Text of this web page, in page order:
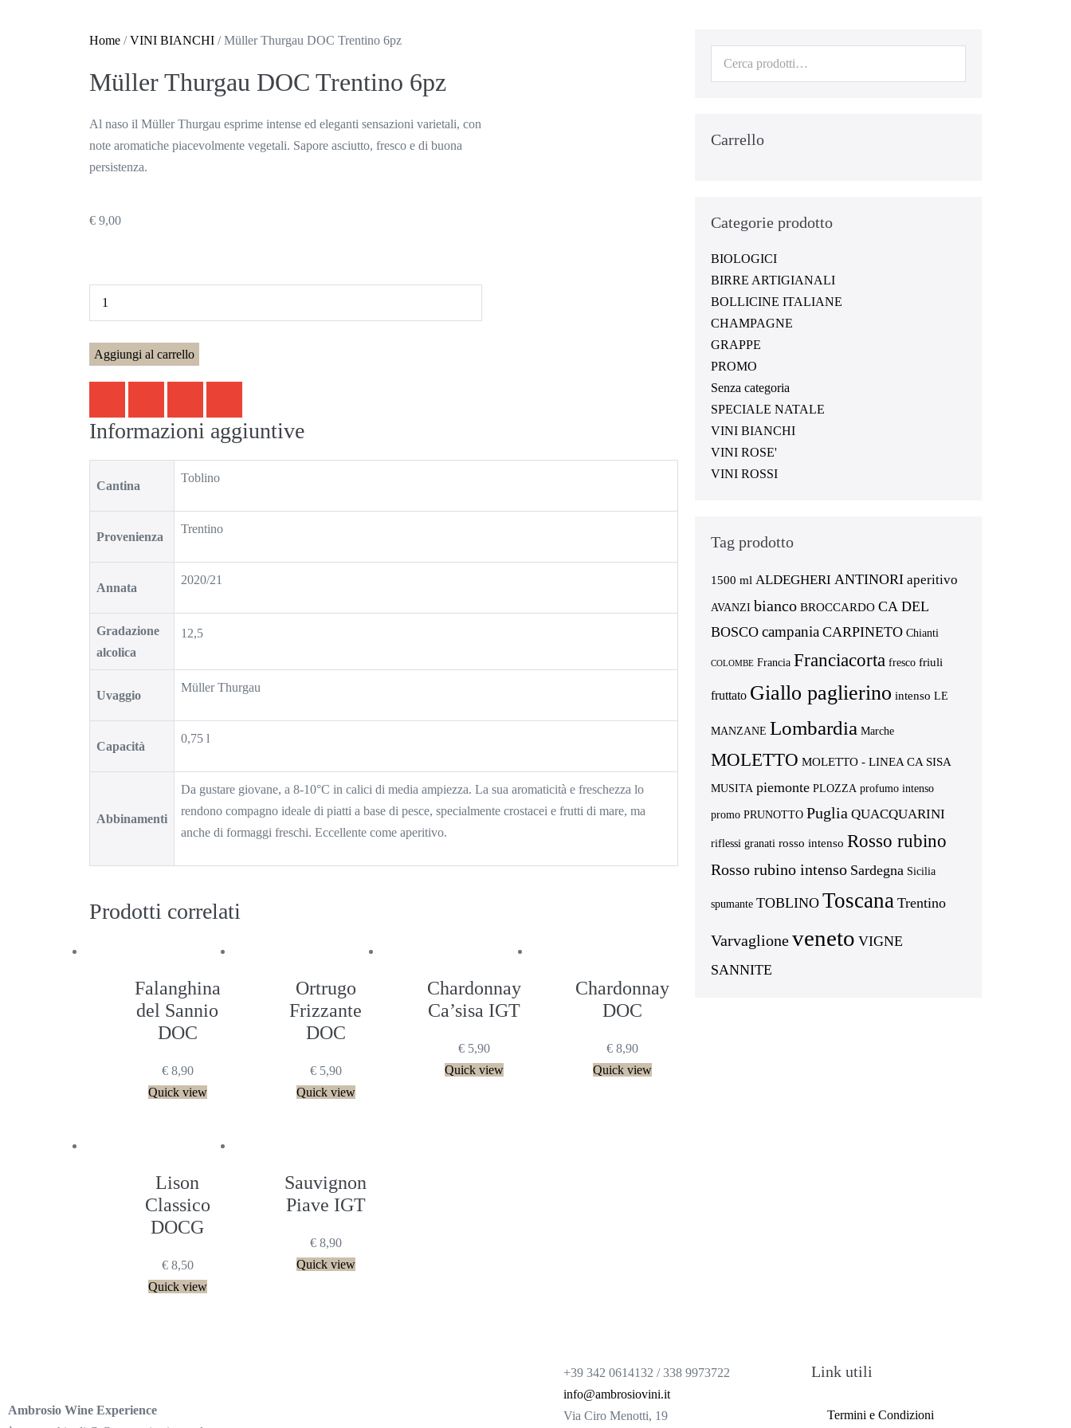
Home /VINI BIANCHI / Müller Thurgau DOC Trentino 6pz
Müller Thurgau DOC Trentino 6pz
Al naso il Müller Thurgau esprime intense ed eleganti sensazioni varietali, con
note aromatiche piacevolmente vegetali. Sapore asciutto, fresco e di buona
persistenza.
€ 9,00
Aggiungi al carrello
Informazioni aggiuntive
Cantina
Toblino
Provenienza
Trentino
Annata
2020/21
Gradazione
alcolica
12,5
Uvaggio
Müller Thurgau
Capacità
0,75 l
Abbinamenti
Da gustare giovane, a 8-10°C in calici di media ampiezza. La sua aromaticità e freschezza lo
rendono compagno ideale di piatti a base di pesce, specialmente crostacei e frutti di mare, ma
anche di formaggi freschi. Eccellente come aperitivo.
Prodotti correlati
Falanghina
del Sannio
DOC
€8,90
Quick view
Ortrugo
Frizzante
DOC
€5,90
Quick view
Chardonnay
Ca’sisa IGT
€ 5,90
Quick view
Chardonnay
DOC
€ 8,90
Quick view
Lison
Classico
DOCG
€8,50
Quick view
Sauvignon
Piave IGT
€8,90
Quick view
Carrello
Categorie prodotto
BIOLOGICI
BIRRE ARTIGIANALI
BOLLICINE ITALIANE
CHAMPAGNE
GRAPPE
PROMO
Senza categoria
SPECIALE NATALE
VINI BIANCHI
VINI ROSE'
VINI ROSSI
Tag prodotto
1500 ml ALDEGHERI ANTINORI aperitivo
AVANZI bianco BROCCARDO CA DEL
BOSCO campania CARPINETO Chianti
COLOMBE Francia Franciacorta fresco friuli
fruttato Giallo paglierino intenso LE
MANZANE Lombardia Marche
MOLETTO MOLETTO - LINEA CA SISA
MUSITA piemonte PLOZZA profumo intenso
promo PRUNOTTO Puglia QUACQUARINI
riflessi granati rosso intenso Rosso rubino
Rosso rubino intenso Sardegna Sicilia
spumante TOBLINO Toscana Trentino
Varvaglioneveneto VIGNE
SANNITE
Ambrosio Wine Experience
+39 342 0614132 / 338 9973722
info@ambrosiovini.it
Via Ciro Menotti, 19
Link utili
Termini e Condizioni